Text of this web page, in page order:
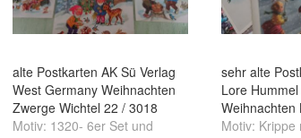
alte Postkarten AK Sü Verlag
West Germany Weihnachten
Zwerge Wichtel 22 / 3018
Motiv: 1320- 6er Set und
sehr alte
Lore
Weihnachten
Motiv: Krippe